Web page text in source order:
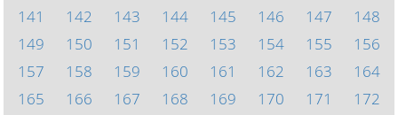
141
142 143 144 145 146 147
148
149
150 151 152 153 154 155
156
157
158 159 160 161 162 163
164
165
166 167 168 169 170 171
172